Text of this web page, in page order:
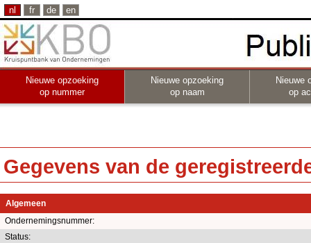
nl fr de en
Nieuwe opzoeking
op nummer
Nieuwe opzoeking
op naam
Nieuwe
op
Gegevens van de
Algemeen
Ondernemingsnummer:
Status: